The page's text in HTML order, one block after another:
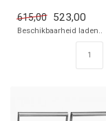
615,00
523,00
Beschikbaarheid laden..